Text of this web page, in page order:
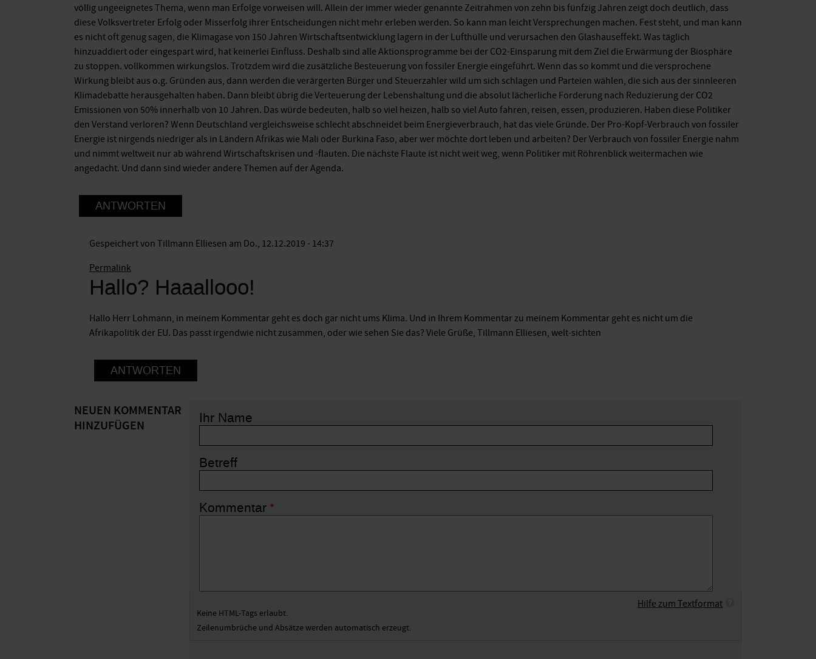
völlig ungeeignetes Thema, wenn man Erfolge vorweisen will. Allein der immer wieder genannte Zeitrahmen von zehn bis fünfzig Jahren zeigt doch deutlich, dass
diese Volksvertreter Erfolg oder Misserfolg ihrer Entscheidungen nicht mehr erleben werden. So kann man leicht Versprechungen machen. Fest steht, und man kann
es nicht oft genug sagen, die Klimagase von 150 Jahren Wirtschaftsentwicklung lagern in der Lufthülle und verursachen den Glashauseffekt. Was täglich
hinzuaddiert oder eingespart wird, hat keinerlei Einfluss. Deshalb sind alle Aktionsprogramme bei der CO2-Einsparung mit dem Ziel die Erwärmung der Biosphäre
zu stoppen. vollkommen wirkungslos. Trotzdem wird die zusätzliche Besteuerung von fossiler Energie eingeführt. Wenn das so kommt und die versprochene
Wirkung bleibt aus o.g. Gründen aus, dann werden die verärgerten Bürger und Steuerzahler wild um sich schlagen und Parteien wählen, die sich aus der sinnleeren
Klimadebatte herausgehalten haben. Dann bleibt übrig die Verteuerung der Lebenshaltung und die absolut lächerliche Forderung nach Reduzierung der CO2
Emissionen von 50% innerhalb von 10 Jahren. Das würde bedeuten, halb so viel heizen, halb so viel Auto fahren, reisen, essen, produzieren. Haben diese Politiker
den Verstand verloren? Wenn Deutschland vergleichsweise schlecht abschneidet beim Energieverbrauch, hat das viele Gründe. Der Pro-Kopf-Verbrauch von fossiler
Energie ist nirgends niedriger als in Ländern Afrikas wie Mali oder Burkina Faso, aber wer möchte dort leben und arbeiten? Der Verbrauch von fossiler Energie nahm
und nimmt weltweit nur ab während Wirtschaftskrisen und -flauten. Die nächste Flaute ist nicht weit weg, wenn Politiker mit Röhrenblick weitermachen wie
angedacht. Und dann sind wieder andere Themen auf der Agenda.
ANTWORTEN
Gespeichert von Tillmann Elliesen am Do., 12.12.2019 - 14:37
Antwort
auf
Von
Leyen
Klima
von
Lohmann
(nicht
Permalink
Hallo? Haaallooo!
Hallo Herr Lohmann, in meinem Kommentar geht es doch gar nicht ums Klima. Und in Ihrem Kommentar zu meinem Kommentar geht es nicht um die
Afrikapolitik der EU. Das passt irgendwie nicht zusammen, oder wie sehen Sie das? Viele Grüße, Tillmann Elliesen, welt-sichten
ANTWORTEN
NEUEN KOMMENTAR
HINZUFÜGEN
Ihr Name
Betreff
Kommentar
Hilfe zum Textformat
Keine HTML-Tags erlaubt.
Zeilenumbrüche und Absätze werden automatisch erzeugt.